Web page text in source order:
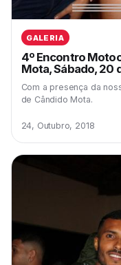
GALERIA
4º Encontro
Mota, Sábado, 20
Com a presença da
de Cândido Mota.
24, Outubro, 2018